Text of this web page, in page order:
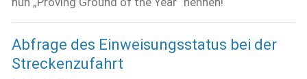
Abfrage des Einweisungsstatus bei der
Streckenzufahrt